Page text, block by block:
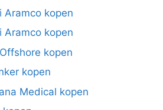
Aramco kopen
Aramco kopen
kopen
kopen
Medical kopen